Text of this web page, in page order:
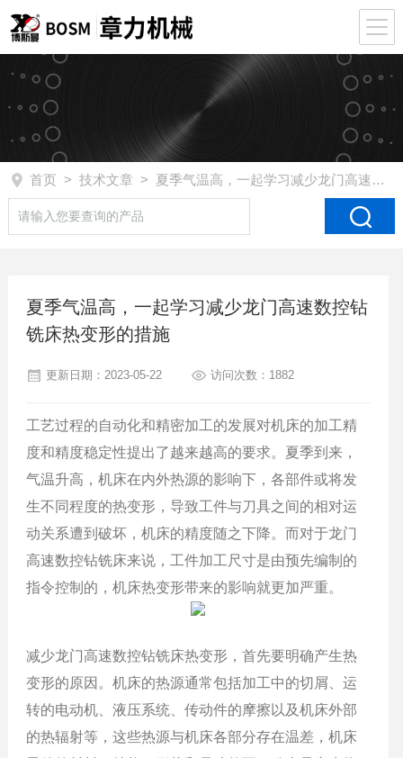
首页 > 技术文章 > 夏季气温高，一起学习减少龙门高速数控钻铣床热变形的措施
夏季气温高，一起学习减少龙门高速数控钻
铣床热变形的措施
更新日期：2023-05-22 访问次数：1882
工艺过程的自动化和精密加工的发展对机床的加工精
度和精度稳定性提出了越来越高的要求。夏季到来，
气温升高，机床在内外热源的影响下，各部件或将发
生不同程度的热变形，导致工件与刀具之间的相对运
动关系遭到破坏，机床的精度随之下降。而对于龙门
高速数控钻铣床来说，工件加工尺寸是由预先编制的
指令控制的，机床热变形带来的影响就更加严重。
减少龙门高速数控钻铣床热变形，首先要明确产生热
变形的原因。机床的热源通常包括加工中的切屑、运
转的电动机、液压系统、传动件的摩擦以及机床外部
的热辐射等，这些热源与机床各部分存在温差，机床